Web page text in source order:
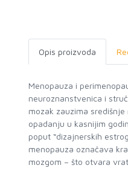
Opis proizvoda
Menopauza i
neuroznanstvenica i
mozak zauzima
opadanju u kasnijim
poput “dizajnerskih
menopauza označava
mozgom – što otvara